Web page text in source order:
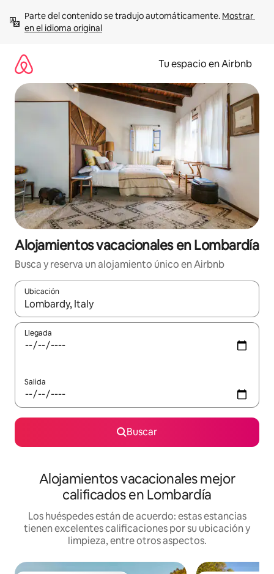
contenido
Parte del contenido se tradujo automáticamente. Mostrar
en el idioma original
Tu espacio en Airbnb
Alojamientos vacacionales en Lombardía
Busca y reserva un alojamiento único en Airbnb
Ubicación
Cuando los resultados estén disponibles, podrás navegar
Llegada
Salida
Buscar
Alojamientos vacacionales mejor
calificados en Lombardía
Los huéspedes están de acuerdo: estas estancias
tienen excelentes calificaciones por su ubicación y
limpieza, entre otros aspectos.